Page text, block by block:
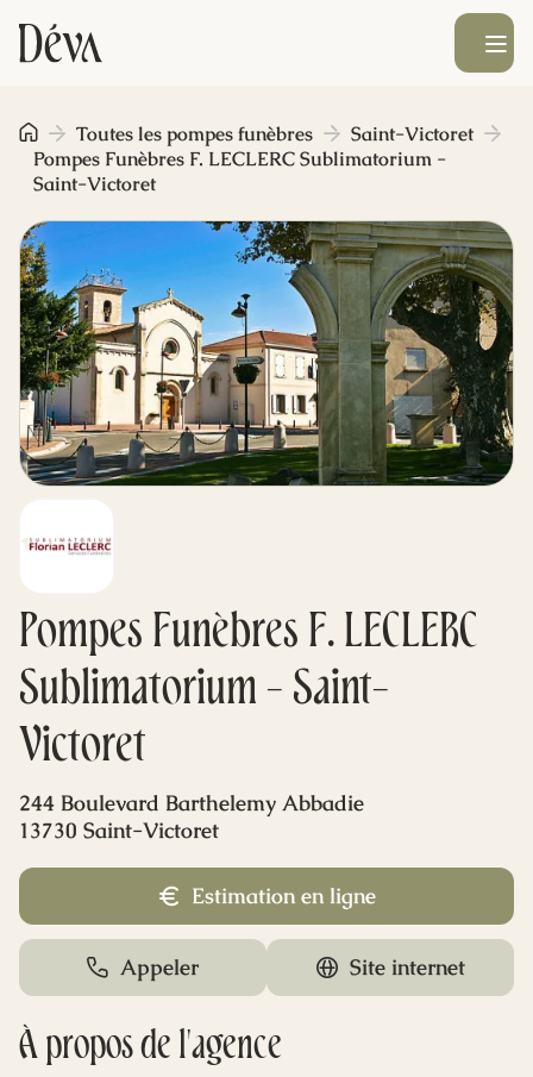
Obsèques
Prévoyance
Monument funéraire
Livraison de fleurs
Blog
Ouvrir le
Pompes Funèbres F. LECLERC
Sublimatorium - Saint-
Victoret
Toutes les pompes funèbres
Saint-Victoret
Pompes Funèbres F. LECLERC Sublimatorium -
Saint-Victoret
244 Boulevard Barthelemy Abbadie
13730 Saint-Victoret
Estimation en ligne
Appeler Site internet
À propos de l'agence